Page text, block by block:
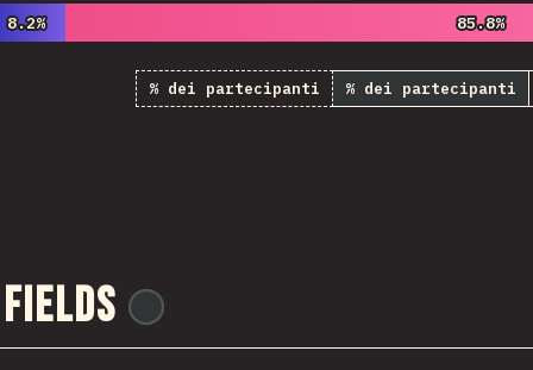
8.2%
8.2% 85.8%
85.8%
% dei partecipanti % dei partecipanti